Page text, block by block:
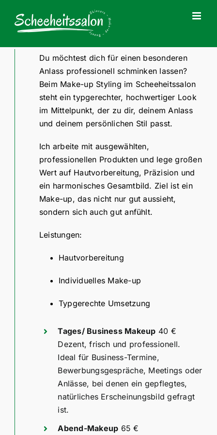
Inhalt
springen
Du möchtest dich für einen besonderen
Anlass professionell schminken lassen?
Beim Make-up Styling im Scheeheitssalon
steht ein typgerechter, hochwertiger Look
im Mittelpunkt, der zu dir, deinem Anlass
und deinem persönlichen Stil passt.
Ich arbeite mit ausgewählten,
professionellen Produkten und lege großen
Wert auf Hautvorbereitung, Präzision und
ein harmonisches Gesamtbild. Ziel ist ein
Make-up, das nicht nur gut aussieht,
sondern sich auch gut anfühlt.
Leistungen:
Hautvorbereitung
Individuelles Make-up
Typgerechte Umsetzung
Tages/ Business Makeup 40 €
Dezent, frisch und professionell.
Ideal für Business-Termine,
Bewerbungsgespräche, Meetings oder
Anlässe, bei denen ein gepflegtes,
natürliches Erscheinungsbild gefragt
ist.
Abend-Makeup 65 €